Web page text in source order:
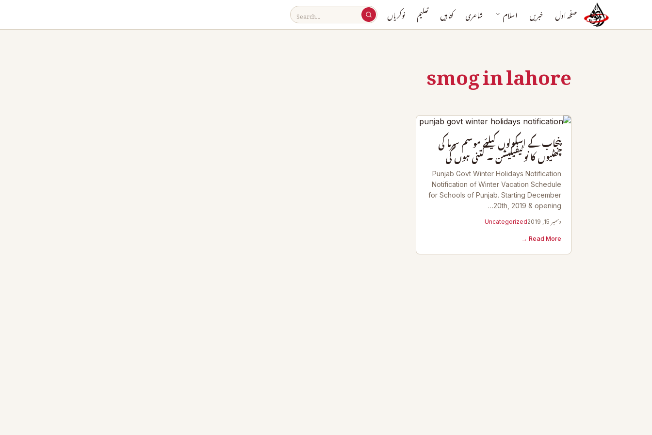
صفحہ اول خبریں اسلام شاعری کتابیں تعلیم نوکریاں
smog in lahore
پنجاب کے اسکولوں کیلئے موسم سرما کی
چھٹیوں کا نوٹیفیکیشن ۔ کتنی ہوں گی
Punjab Govt Winter Holidays Notification
Notification of Winter Vacation Schedule
for Schools of Punjab. Starting December
20th, 2019 & opening…
دسمبر 15, 2019 Uncategorized
Read More →